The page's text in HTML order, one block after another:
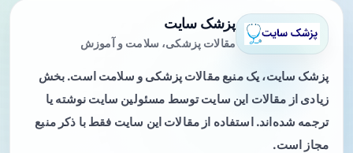
پزشک سایت
مقالات پزشکی، سلامت و آموزش
پزشک سایت، یک منبع مقالات پزشکی و سلامت است. بخش
زیادی از مقالات این سایت توسط مسئولین سایت نوشته یا
ترجمه شده‌اند. استفاده از مقالات این سایت فقط با ذکر منبع
مجاز است.